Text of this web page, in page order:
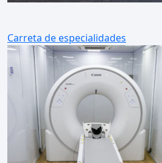
Carreta de especialidades